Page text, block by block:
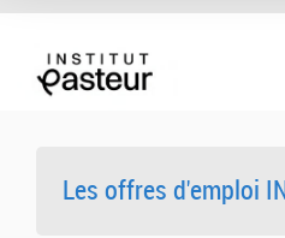
Les offres d'emploi